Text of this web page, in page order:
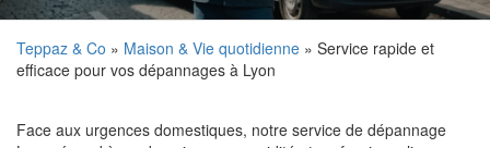
Teppaz & Co » Maison & Vie quotidienne » Service rapide et
efficace pour vos dépannages à Lyon
Face aux urgences domestiques, notre service de dépannage